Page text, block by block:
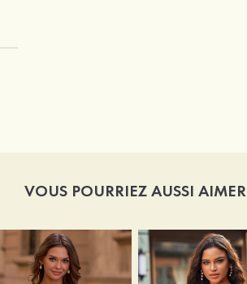
VOUS POURRIEZ AUSSI AIMER